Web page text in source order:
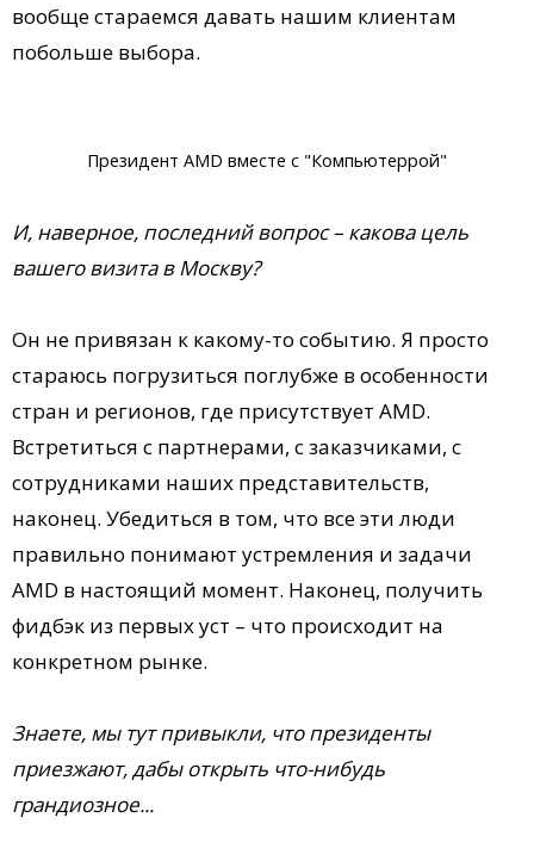
вообще стараемся давать нашим клиентам
побольше выбора.
Президент AMD вместе с "Компьютеррой"
И, наверное, последний вопрос – какова цель
вашего визита в Москву?
Он не привязан к какому-то событию. Я просто
стараюсь погрузиться поглубже в особенности
стран и регионов, где присутствует AMD.
Встретиться с партнерами, с заказчиками, с
сотрудниками наших представительств,
наконец. Убедиться в том, что все эти люди
правильно понимают устремления и задачи
AMD в настоящий момент. Наконец, получить
фидбэк из первых уст – что происходит на
конкретном рынке.
Знаете, мы тут привыкли, что президенты
приезжают, дабы открыть что-нибудь
грандиозное...